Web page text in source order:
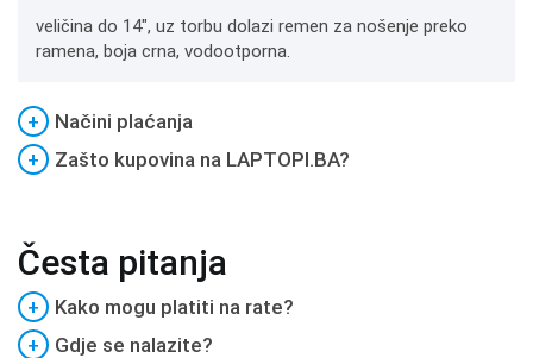
veličina do 14", uz torbu dolazi remen za nošenje preko
ramena, boja crna, vodootporna.
+
Načini plaćanja
+
Zašto kupovina na LAPTOPI.BA?
Česta pitanja
+
Kako mogu platiti na rate?
+
Gdje se nalazite?